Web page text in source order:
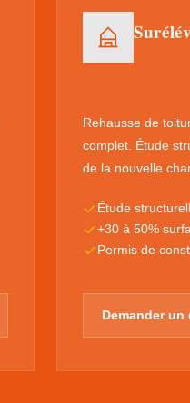
Rehausse de
complet. Étude
de la nouvelle
Étude
+30 à 50%
Permis de
Demander un